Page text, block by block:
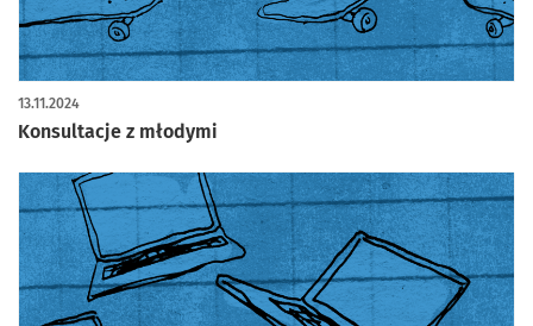
Konsultacje z młodymi
13.11.2024